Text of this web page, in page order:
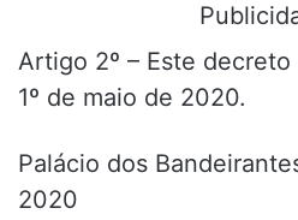
Artigo 2º – Este
1º de maio de 2020.
Palácio dos
2020